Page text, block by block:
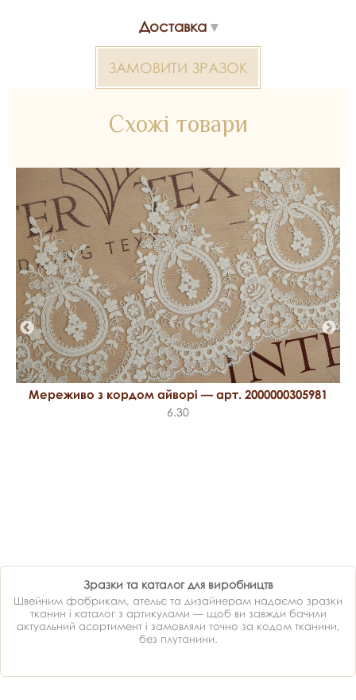
Артикул/SKU: 361512.
Мереживо з кордом 2000000312279 — матеріал для
весільних суконь, декору та колекцій ательє. Доступний
Доставка
ЗАМОВИТИ ЗРАЗОК
Схожі товари
Мереживо з кордом айворі — арт. 2000000305981
6.30
Зразки та каталог для виробництв
Швейним фабрикам, ательє та дизайнерам надаємо зразки
тканин і каталог з артикулами — щоб ви завжди бачили
актуальний асортимент і замовляли точно за кодом тканини,
без плутанини.